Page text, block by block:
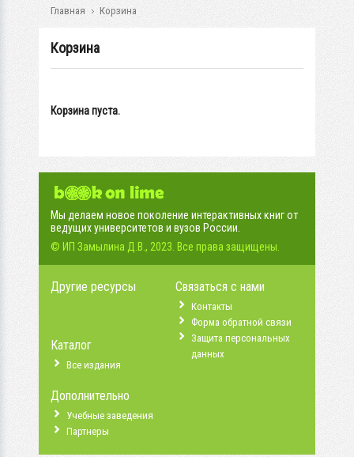
Главная Корзина
Корзина
Корзина пуста.
Мы делаем новое поколение интерактивных книг от
ведущих университетов и вузов России.
© ИП Замылина Д.В., 2023. Все права защищены.
Другие ресурсы
Каталог
Все издания
Дополнительно
Учебные заведения
Партнеры
Связаться с нами
Контакты
Форма обратной связи
Защита персональных
данных